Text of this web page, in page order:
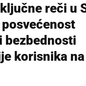
reči u
bezbednosti
korisnika na